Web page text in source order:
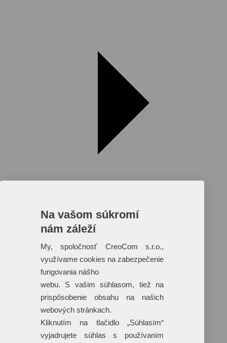
Reklamné predmety s plnofarebnou
potlačou
Dáždniky
Tašky
Hračky
Klobúky
Na vašom súkromí
nám záleží
My, spoločnosť CreoCom s.r.o.,
využívame cookies na zabezpečenie
fungovania nášho
webu. S vašim súhlasom, tiež na
prispôsobenie obsahu na našich
webových stránkach.
Kliknutím na tlačidlo „Súhlasím“
vyjadrujete súhlas s používaním